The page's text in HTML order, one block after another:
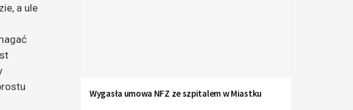
a ule
Wygasła umowa NFZ ze szpitalem w Miastku